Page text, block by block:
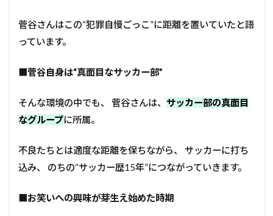
菅谷さんはこの“犯罪自慢ごっこ”に距離を置いていたと語
っています。
■菅谷自身は“真面目なサッカー部”
そんな環境の中でも、 菅谷さんは、 サッカー部の真面目
なグループに所属。
不良たちとは適度な距離を保ちながら、 サッカーに打ち
込み、 のちの“サッカー歴15年”につながっていきます。
■お笑いへの興味が芽生え始めた時期